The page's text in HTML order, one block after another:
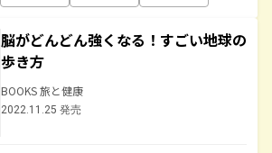
脳がどんどん強くなる！すごい地球の
歩き方
BOOKS 旅と健康
2022.11.25 発売